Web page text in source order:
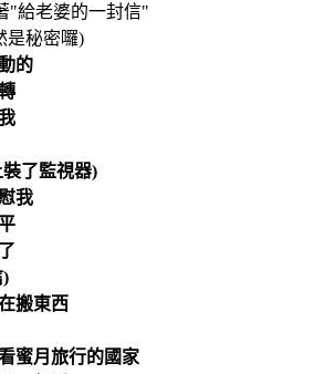
"給老婆的一封信"
是秘密囉)
的
了監視器)
我
)
搬東西
蜜月旅行的國家